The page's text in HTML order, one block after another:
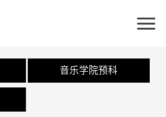
音乐学院预科